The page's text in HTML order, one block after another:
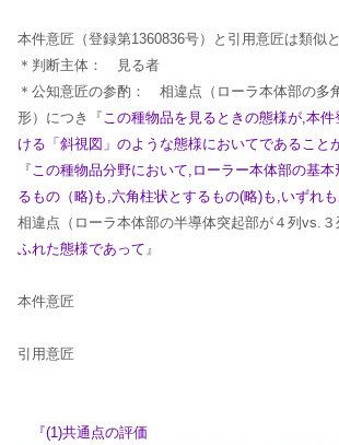
本件意匠（登録第1360836号）と引用意匠は類似
＊判断主体： 見る者
＊公知意匠の参酌： 相違点（ローラ本体部の多
形）につき『この種物品を見るときの態様が,本
ける「斜視図」のような態様においてであること
『この種物品分野において,ローラー本体部の基
るもの（略)も,六角柱状とするもの(略)も,いずれ
相違点（ローラ本体部の半導体突起部が４列vs.３
ふれた態様であって 』
本件意匠
引用意匠
『(1)共通点の評価